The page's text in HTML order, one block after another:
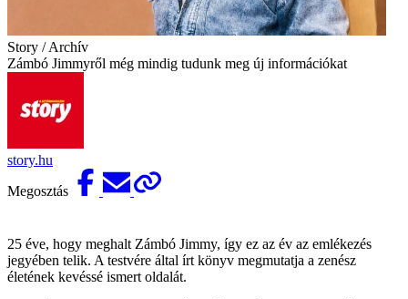
Story / Archív
Zámbó Jimmyről még mindig tudunk meg új információkat
story.hu
Megosztás
25 éve, hogy meghalt Zámbó Jimmy, így ez az év az emlékezés
jegyében telik. A testvére által írt könyv megmutatja a zenész
életének kevéssé ismert oldalát.